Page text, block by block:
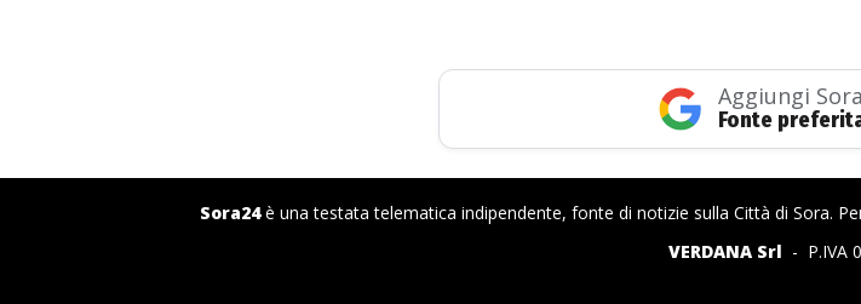
Aggiungi
Fonte
Sora24è una testata telematica indipendente, fonte di notizie sulla Città di Sora.
VERDANA Srl - P.IVA